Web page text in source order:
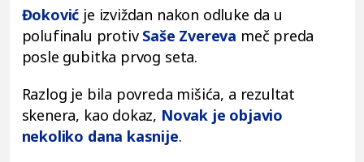
Đoković je izviždan nakon odluke da u
polufinalu protiv Saše Zvereva meč preda
posle gubitka prvog seta.
Razlog je bila povreda mišića, a rezultat
skenera, kao dokaz, Novak je objavio
nekoliko dana kasnije.